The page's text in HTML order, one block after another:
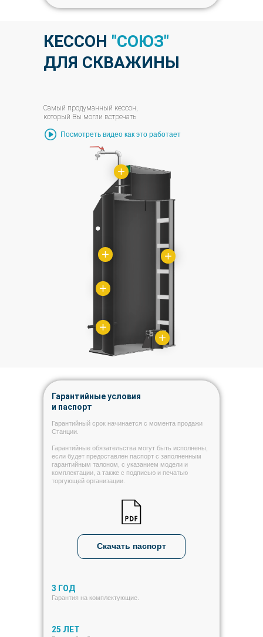
КЕССОН "СОЮЗ"
ДЛЯ СКВАЖИНЫ
Самый продуманный кессон,
который Вы могли встречать
Посмотреть видео как это работает
Гарантийные условия
и паспорт
Гарантийный срок начинается с момента продажи
Станции.
Гарантийные обязательства могут быть исполнены,
если будет предоставлен паспорт с заполненным
гарантийным талоном, с указанием модели и
комплектации, а также с подписью и печатью
торгующей организации.
Гарантия на комплектующие.
3 ГОД
25 ЛЕТ
Скачать паспорт